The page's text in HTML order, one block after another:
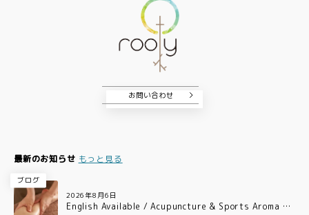
お問い合わせ
最新のお知らせ もっと見る
ブログ
2026年8月6日
English Available / Acupuncture & Sports Aroma Ca